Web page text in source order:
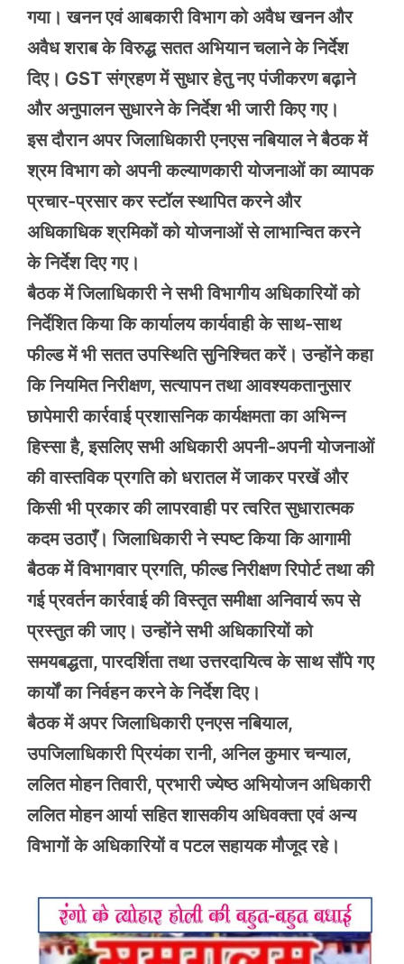
गया। खनन एवं आबकारी विभाग को अवैध खनन और
अवैध शराब के विरुद्ध सतत अभियान चलाने के निर्देश
दिए। GST संग्रहण में सुधार हेतु नए पंजीकरण बढ़ाने
और अनुपालन सुधारने के निर्देश भी जारी किए गए।
इस दौरान अपर जिलाधिकारी एनएस नबियाल ने बैठक में
श्रम विभाग को अपनी कल्याणकारी योजनाओं का व्यापक
प्रचार-प्रसार कर स्टॉल स्थापित करने और
अधिकाधिक श्रमिकों को योजनाओं से लाभान्वित करने
के निर्देश दिए गए।
बैठक में जिलाधिकारी ने सभी विभागीय अधिकारियों को
निर्देशित किया कि कार्यालय कार्यवाही के साथ-साथ
फील्ड में भी सतत उपस्थिति सुनिश्चित करें। उन्होंने कहा
कि नियमित निरीक्षण, सत्यापन तथा आवश्यकतानुसार
छापेमारी कार्रवाई प्रशासनिक कार्यक्षमता का अभिन्न
हिस्सा है, इसलिए सभी अधिकारी अपनी-अपनी योजनाओं
की वास्तविक प्रगति को धरातल में जाकर परखें और
किसी भी प्रकार की लापरवाही पर त्वरित सुधारात्मक
कदम उठाएँ। जिलाधिकारी ने स्पष्ट किया कि आगामी
बैठक में विभागवार प्रगति, फील्ड निरीक्षण रिपोर्ट तथा की
गई प्रवर्तन कार्रवाई की विस्तृत समीक्षा अनिवार्य रूप से
प्रस्तुत की जाए। उन्होंने सभी अधिकारियों को
समयबद्धता, पारदर्शिता तथा उत्तरदायित्व के साथ सौंपे गए
कार्यों का निर्वहन करने के निर्देश दिए।
बैठक में अपर जिलाधिकारी एनएस नबियाल,
उपजिलाधिकारी प्रियंका रानी, अनिल कुमार चन्याल,
ललित मोहन तिवारी, प्रभारी ज्येष्ठ अभियोजन अधिकारी
ललित मोहन आर्या सहित शासकीय अधिवक्ता एवं अन्य
विभागों के अधिकारियों व पटल सहायक मौजूद रहे।